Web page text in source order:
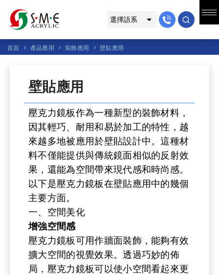
首頁 產品應用 裝飾應用 壁貼應用
壁貼應用
壓克力鏡板作為一種新型的裝飾材料，
因其輕巧、耐用和易於加工的特性，越
來越多地被應用於壁貼設計中。這種材
料不僅能提供與傳統鏡面相似的反射效
果，還能為空間帶來現代感和時尚感。
以下是壓克力鏡板在壁貼應用中的幾個
主要方面。
一、空間美化
增強空間感
壓克力鏡板可用作牆面裝飾，能夠有效
擴大空間的視覺效果。透過巧妙的佈
局，壓克力鏡板可以使小空間看起來更